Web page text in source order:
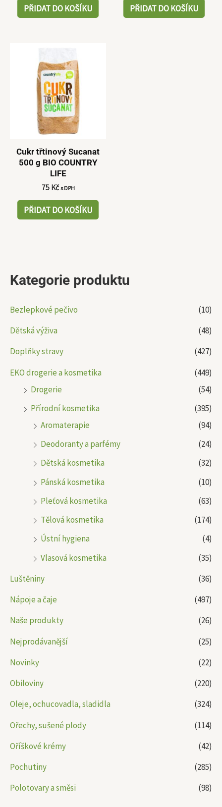
Kategorie produktu
Bezlepkové pečivo
(10)
Dětská výživa
(48)
Doplňky stravy
(427)
EKO drogerie a kosmetika
(449)
Drogerie
(54)
Přírodní kosmetika
(395)
Aromaterapie
(94)
Deodoranty a parfémy
(24)
Dětská kosmetika
(32)
Pánská kosmetika
(10)
Pleťová kosmetika
(63)
Tělová kosmetika
(174)
Ústní hygiena
(4)
Vlasová kosmetika
(35)
Luštěniny
(36)
Nápoje a čaje
(497)
Naše produkty
(26)
Nejprodávanější
(25)
Novinky
(22)
Obiloviny
(220)
Oleje, ochucovadla, sladidla
(324)
Ořechy, sušené plody
(114)
Oříškové krémy
(42)
Pochutiny
(285)
Polotovary a směsi
(98)
PŘIDAT DO KOŠÍKU PŘIDAT DO KOŠÍKU
Cukr třtinový Sucanat
500 g BIO COUNTRY
LIFE
75 Kč s DPH
PŘIDAT DO KOŠÍKU